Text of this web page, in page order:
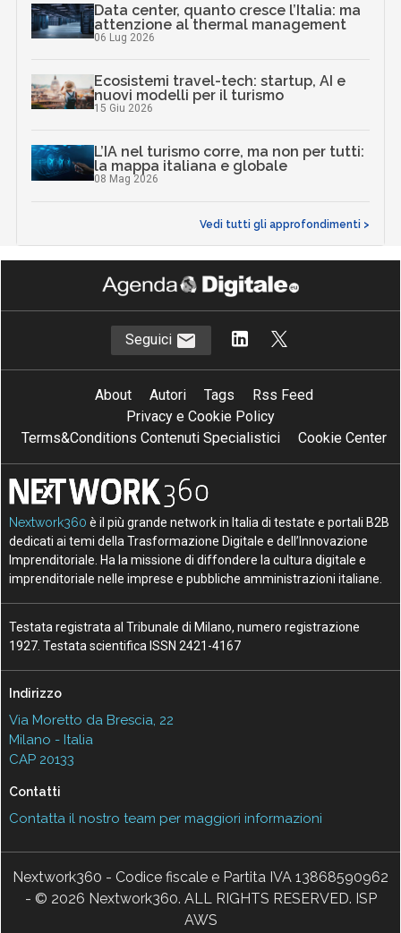
Data center, quanto cresce l’Italia: ma
attenzione al thermal management
06 Lug 2026
Ecosistemi travel-tech: startup, AI e
nuovi modelli per il turismo
15 Giu 2026
L’IA nel turismo corre, ma non per tutti:
la mappa italiana e globale
08 Mag 2026
Vedi tutti gli approfondimenti >
Seguici
About Autori Tags
Rss Feed
Privacy e Cookie Policy
Terms&Conditions Contenuti Specialistici
Cookie Center
Nextwork360 è il più grande network in Italia di testate e portali B2B
dedicati ai temi della Trasformazione Digitale e dell’Innovazione
Imprenditoriale. Ha la missione di diffondere la cultura digitale e
imprenditoriale nelle imprese e pubbliche amministrazioni italiane.
Testata registrata al Tribunale di Milano, numero registrazione
1927. Testata scientifica ISSN 2421-4167
Indirizzo
Via Moretto da Brescia, 22
Milano - Italia
CAP 20133
Contatti
Contatta il nostro team per maggiori informazioni
Nextwork360 - Codice fiscale e Partita IVA 13868590962
- © 2026 Nextwork360. ALL RIGHTS RESERVED. ISP
AWS